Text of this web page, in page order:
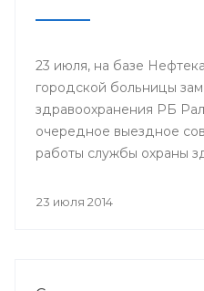
23 июля, на базе
городской больницы
здравоохранения РБ
очередное выездное
работы службы охраны
организациями,
23 июля 2014